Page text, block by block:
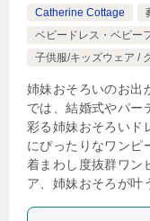
Catherine Cottage
ベビードレス・ベビー
子供服/キッズウェア /
姉妹おそろいのお
では、結婚式やパー
彩る姉妹おそろいド
にぴったりなワンピ
着まわし度抜群ワン
ア、姉妹おそろが叶